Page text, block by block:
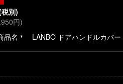
別)
円)
＊ LANBO ドアハンドルカバー